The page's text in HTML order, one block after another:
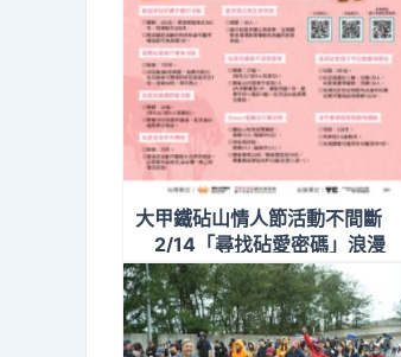
大甲鐵砧山情人節活動不間斷
2/14「尋找砧愛密碼」浪漫
開跑